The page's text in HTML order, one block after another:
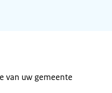
van uw gemeente